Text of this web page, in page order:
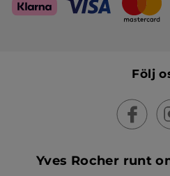
Följ
Yves Rocher runt